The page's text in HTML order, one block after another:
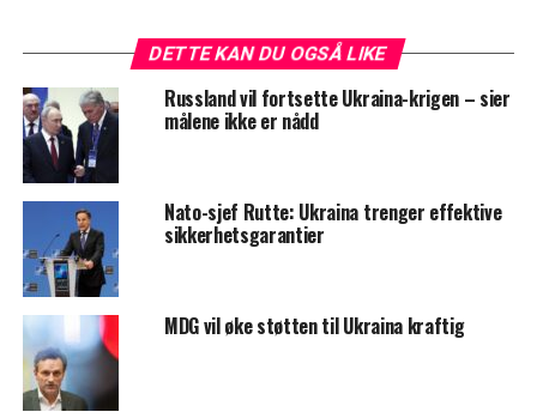
DETTE KAN DU OGSÅ LIKE
Russland vil fortsette Ukraina-krigen – sier
målene ikke er nådd
Nato-sjef Rutte: Ukraina trenger effektive
sikkerhetsgarantier
MDG vil øke støtten til Ukraina kraftig